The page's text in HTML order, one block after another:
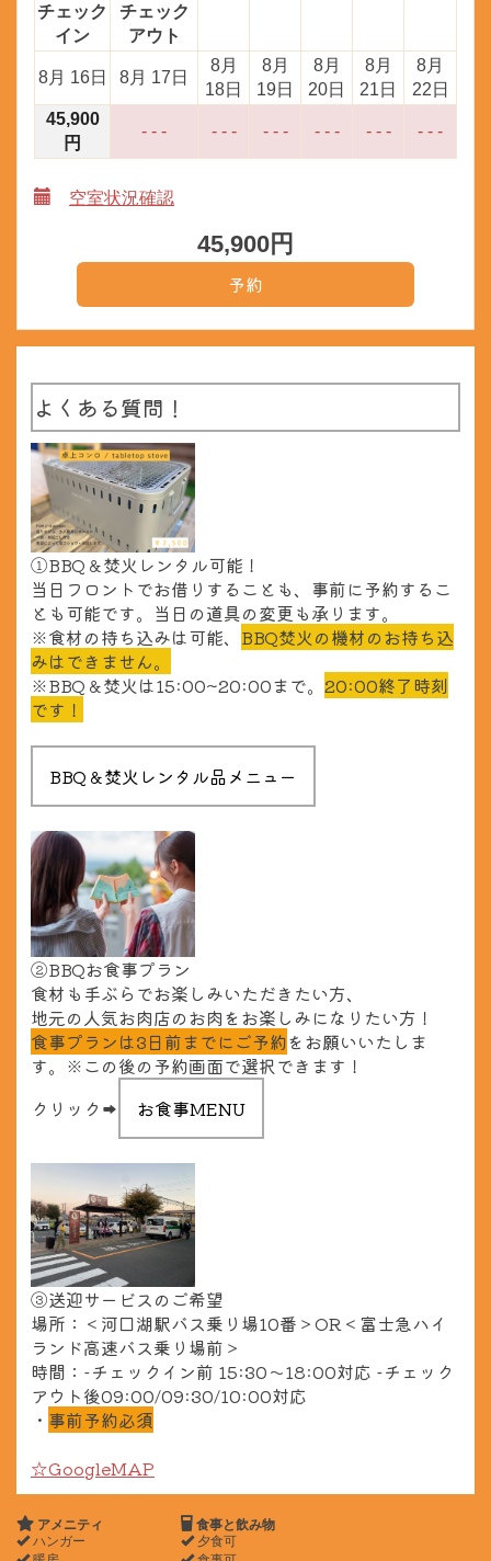
チェック
イン
チェック
アウト
8月 16日 8月 17日
8月
18日
8月
19日
8月
20日
8月
21日
8月
22日
45,900
円
- - - - - - - - - - - - - - - - - -
空室状況確認
45,900円
よくある質問！
①BBQ＆焚火レンタル可能！
当日フロントでお借りすることも、事前に予約するこ
とも可能です。当日の道具の変更も承ります。
※食材の持ち込みは可能、 BBQ焚火の機材のお持ち込
みはできません。
※BBQ＆焚火は15:00~20:00まで。 20:00終了時刻
です！
②BBQお食事プラン
食材も手ぶらでお楽しみいただきたい方、
地元の人気お肉店のお肉をお楽しみになりたい方！
食事プランは3日前までにご予約をお願いいたしま
す。 ※この後の予約画面で選択できます！
クリック➡
③送迎サービスのご希望
場所：＜河口湖駅バス乗り場10番＞OR＜富士急ハイ
ランド高速バス乗り場前＞
時間：-チェックイン前 15:30～18:00対応 -チェック
アウト後09:00/09:30/10:00対応
・ 事前予約必須
☆GoogleMAP
アメニティ
ハンガー
食事と飲み物
夕食可